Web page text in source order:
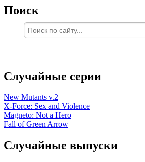
Поиск
Случайные серии
New Mutants v.2
X-Force: Sex and Violence
Magneto: Not a Hero
Fall of Green Arrow
Случайные выпуски